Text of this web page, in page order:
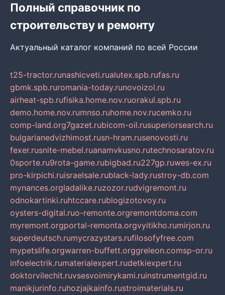
Полный справочник по
строительству и ремонту
Актуальный каталог компаний по всей России
t25-tractor.runashicveti.rualutex.spb.rufas.ru
gbmk.spb.ruromania-today.runovoizol.ru
airheat-spb.rufisika.home.nov.ruorakul.spb.ru
demo.home.nov.rumnso.ruhome.nov.rucemko.ru
comp-land.org7gazet.rubicom-oil.rusuperiorsearch.ru
bulgarianedvizhimost.rusn-hram.rusenovosti.ru
fexer.rusnite-mebel.ruanamvkusno.rutechnosaratov.ru
0sporte.ru9rota-game.rubigbad.ru227gp.ruwes-ex.ru
pro-kirpichi.ruisraelsale.rublack-lady.rustroy-db.com
mynances.orgladalike.ruzozor.rudvigremont.ru
odnokartinki.ruhtccare.rublogizotovoy.ru
oysters-digital.ruo-remonte.orgremontdoma.com
myremont.orgportal-remonta.orgvyitikho.rumirjon.ru
superdeutsch.rumycrazystars.rufilosofyfree.com
mypetslife.orgwarren-buffett.orggreleon.comsp-or.ru
infoelectrik.rumaterialexpert.rudetkiexpert.ru
doktorvilechit.ruvsesvoimirykami.ruinstrumentgid.ru
manikjurinfo.ruhozjajkainfo.rustroimaterials.ru